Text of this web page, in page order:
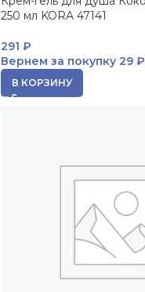
250 мл KORA 47141
291 ₽
Вернем за покупку29 ₽
В КОРЗИНУ